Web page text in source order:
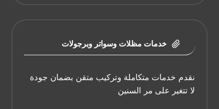
خدمات مظلات وسواتر وبرجولات
نقدم خدمات متكاملة وتركيب متقن بضمان جودة
لا تتغير على مر السنين